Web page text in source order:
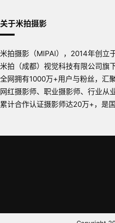
关于米拍摄影
米拍摄影（MIPAI），2014年创立于
米拍（成都）视觉科技有限公司旗
全网拥有1000万+用户与粉丝，汇
网红摄影师、职业摄影师、行业从
累计合作认证摄影师达20万+，是